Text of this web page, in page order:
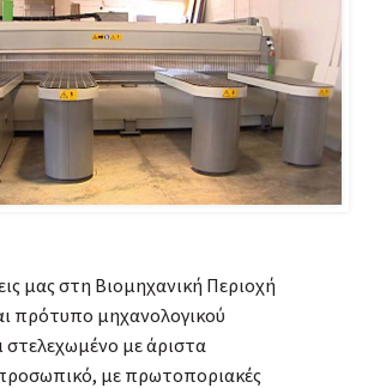
μας στη Βιομηχανική Περιοχή
πρότυπο μηχανολογικού
στελεχωμένο με άριστα
με πρωτοποριακές